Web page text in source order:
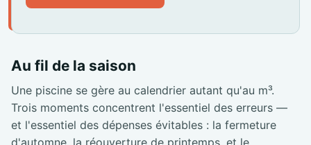
Au fil de la saison
Une piscine se gère au calendrier autant qu'au m³.
Trois moments concentrent l'essentiel des erreurs —
et l'essentiel des dépenses évitables : la fermeture
d'automne, la réouverture de printemps, et le